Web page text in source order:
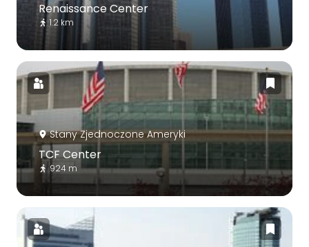
Renaissance Center
1.2 km
Stany Zjednoczone Ameryki
TCF Center
924 m